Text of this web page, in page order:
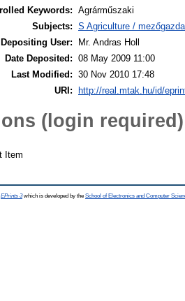
Keywords: Agrárműszaki
Subjects: S Agriculture /
Depositing User:
Mr. Andras Holl
Date Deposited: 08 May 2009 11:00
Last Modified: 30 Nov 2010 17:48
URI: http://real.mtak.hu/id/
(login required)
Item
EPrints 3which is developed by the School of Electronics and Computer